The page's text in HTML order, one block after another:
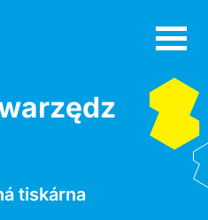
tiskárna